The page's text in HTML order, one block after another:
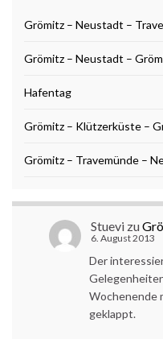
Grömitz – Neustadt –
Grömitz – Neustadt –
Hafentag
Grömitz – Klützerküste –
Grömitz – Travemünde –
Stuevi zu
6. August 2013
Der
Wochenende
geklappt.